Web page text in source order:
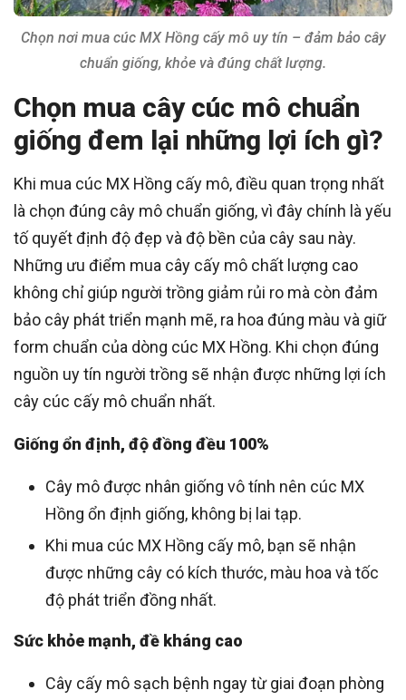
Chọn nơi mua cúc MX Hồng cấy mô uy tín – đảm bảo cây
chuẩn giống, khỏe và đúng chất lượng.
Chọn mua cây cúc mô chuẩn
giống đem lại những lợi ích gì?
Khi mua cúc MX Hồng cấy mô, điều quan trọng nhất
là chọn đúng cây mô chuẩn giống, vì đây chính là yếu
tố quyết định độ đẹp và độ bền của cây sau này.
Những ưu điểm mua cây cấy mô chất lượng cao
không chỉ giúp người trồng giảm rủi ro mà còn đảm
bảo cây phát triển mạnh mẽ, ra hoa đúng màu và giữ
form chuẩn của dòng cúc MX Hồng. Khi chọn đúng
nguồn uy tín người trồng sẽ nhận được những lợi ích
cây cúc cấy mô chuẩn nhất.
Giống ổn định, độ đồng đều 100%
Cây mô được nhân giống vô tính nên cúc MX
Hồng ổn định giống, không bị lai tạp.
Khi mua cúc MX Hồng cấy mô, bạn sẽ nhận
được những cây có kích thước, màu hoa và tốc
độ phát triển đồng nhất.
Sức khỏe mạnh, đề kháng cao
Cây cấy mô sạch bệnh ngay từ giai đoạn phòng